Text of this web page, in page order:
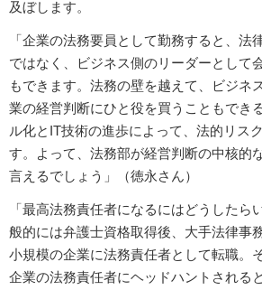
及ぼします。
「企業の法務要員として勤務すると、法
ではなく、ビジネス側のリーダーとして
もできます。法務の壁を越えて、ビジネ
業の経営判断にひと役を買うこともでき
ル化とIT技術の進歩によって、法的リス
す。よって、法務部が経営判断の中核的
言えるでしょう」（徳永さん）
「最高法務責任者になるにはどうしたら
般的には弁護士資格取得後、大手法律事
小規模の企業に法務責任者として転職。
企業の法務責任者にヘッドハントされる